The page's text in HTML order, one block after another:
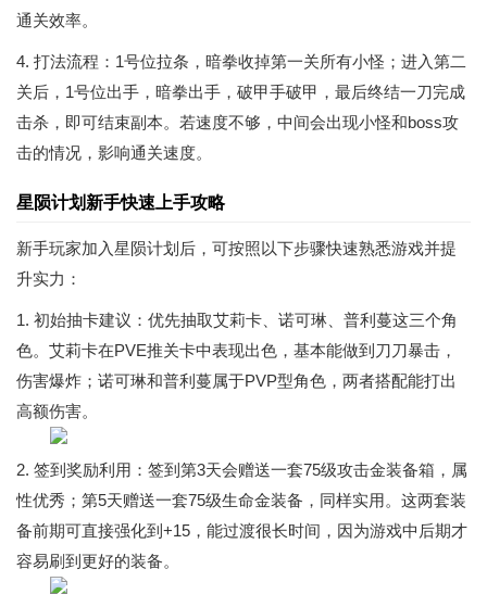
通关效率。
4. 打法流程：1号位拉条，暗拳收掉第一关所有小怪；进入第二
关后，1号位出手，暗拳出手，破甲手破甲，最后终结一刀完成
击杀，即可结束副本。若速度不够，中间会出现小怪和boss攻
击的情况，影响通关速度。
星陨计划新手快速上手攻略
新手玩家加入星陨计划后，可按照以下步骤快速熟悉游戏并提
升实力：
1. 初始抽卡建议：优先抽取艾莉卡、诺可琳、普利蔓这三个角
色。艾莉卡在PVE推关卡中表现出色，基本能做到刀刀暴击，
伤害爆炸；诺可琳和普利蔓属于PVP型角色，两者搭配能打出
高额伤害。
2. 签到奖励利用：签到第3天会赠送一套75级攻击金装备箱，属
性优秀；第5天赠送一套75级生命金装备，同样实用。这两套装
备前期可直接强化到+15，能过渡很长时间，因为游戏中后期才
容易刷到更好的装备。